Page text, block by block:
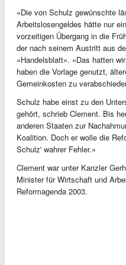
«Die von Schulz gewünschte
Arbeitslosengeldes hätte nur
vorzeitigen Übergang in die
der nach seinem Austritt aus
«Handelsblatt». «Das hatten
haben die Vorlage genutzt,
Gemeinkosten zu
Schulz habe einst zu den
gehört, schrieb Clement. Bis
anderen Staaten zur
Koalition. Doch er wolle die
Schulz' wahrer Fehler.»
Clement war unter Kanzler
Minister für Wirtschaft und
Reformagenda 2003.